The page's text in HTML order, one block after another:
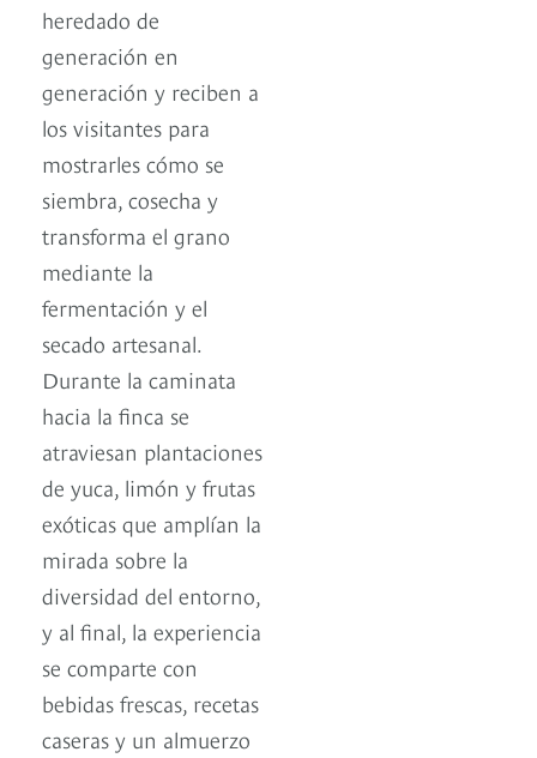
heredado de
generación en
generación y reciben a
los visitantes para
mostrarles cómo se
siembra, cosecha y
transforma el grano
mediante la
fermentación y el
secado artesanal.
Durante la caminata
hacia la finca se
atraviesan plantaciones
de yuca, limón y frutas
exóticas que amplían la
mirada sobre la
diversidad del entorno,
y al final, la experiencia
se comparte con
bebidas frescas, recetas
caseras y un almuerzo